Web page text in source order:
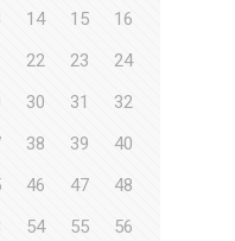
14 15
16
22 23
24
30 31
32
38 39
40
46 47
48
54 55
56